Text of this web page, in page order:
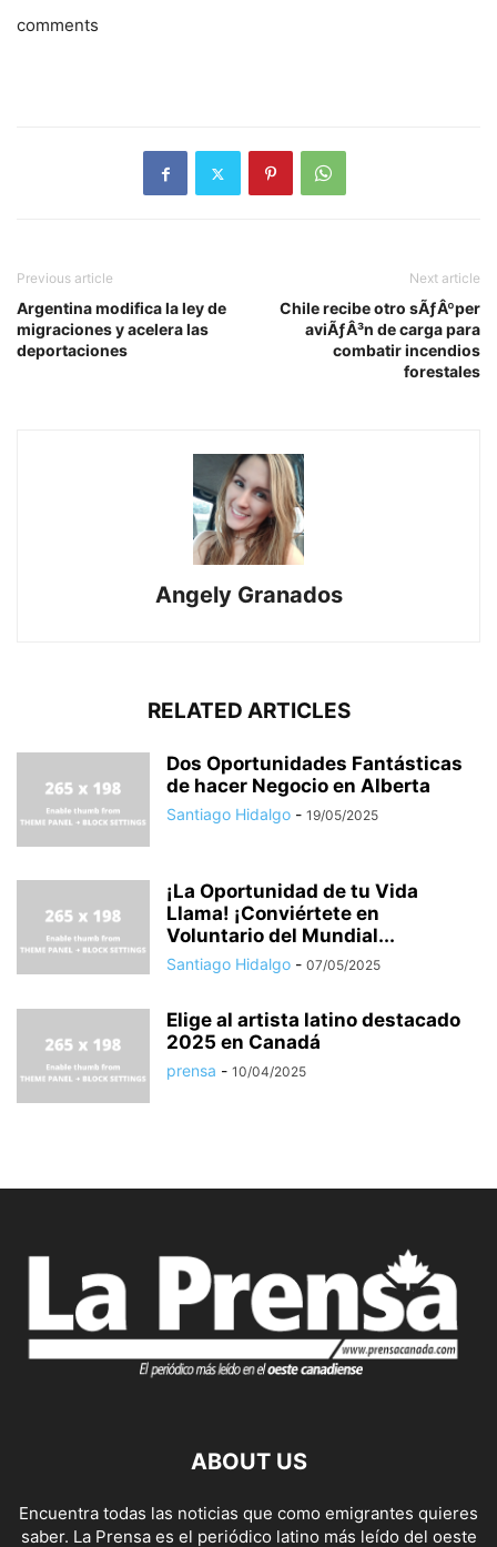
comments
Previous article
Argentina modifica la ley de
migraciones y acelera las
deportaciones
Next article
Chile recibe otro sÃƒÂºper
aviÃƒÂ³n de carga para
combatir incendios
forestales
Angely Granados
RELATED ARTICLES
Dos Oportunidades Fantásticas
de hacer Negocio en Alberta
Santiago Hidalgo - 19/05/2025
¡La Oportunidad de tu Vida
Llama! ¡Conviértete en
Voluntario del Mundial...
Santiago Hidalgo - 07/05/2025
Elige al artista latino destacado
2025 en Canadá
prensa - 10/04/2025
ABOUT US
Encuentra todas las noticias que como emigrantes quieres
saber. La Prensa es el periódico latino más leído del oeste